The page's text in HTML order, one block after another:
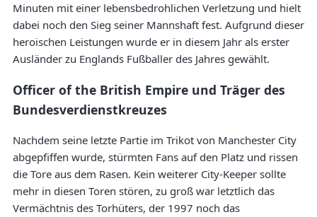
Minuten mit einer lebensbedrohlichen Verletzung und hielt
dabei noch den Sieg seiner Mannshaft fest. Aufgrund dieser
heroischen Leistungen wurde er in diesem Jahr als erster
Ausländer zu Englands Fußballer des Jahres gewählt.
Officer of the British Empire und Träger des
Bundesverdienstkreuzes
Nachdem seine letzte Partie im Trikot von Manchester City
abgepfiffen wurde, stürmten Fans auf den Platz und rissen
die Tore aus dem Rasen. Kein weiterer City-Keeper sollte
mehr in diesen Toren stören, zu groß war letztlich das
Vermächtnis des Torhüters, der 1997 noch das